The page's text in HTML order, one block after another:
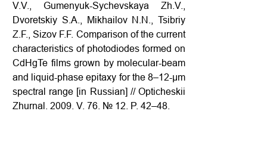
V.V., Gumenyuk-Sychevskaya Zh.V.,
Dvoretskiy S.A., Mikhailov N.N., Tsibriy
Z.F., Sizov F.F. Comparison of the current
characteristics of photodiodes formed on
CdHgTe films grown by molecular-beam
and liquid-phase epitaxy for the 8–12-μm
spectral range [in Russian] // Opticheskii
Zhurnal. 2009. V. 76. № 12. P. 42–48.